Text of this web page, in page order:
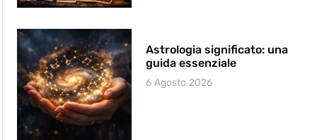
Astrologia significato: una
guida essenziale
6 Agosto 2026